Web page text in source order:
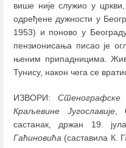
више није служио у
одређене дужности у
1953) и поново у
пензионисања писао је
њеним припадницима.
Тунису, након чега се
ИЗВОРИ:
Краљевине Југославије,
састанак, држан 19.
Гаћиновића (саставила К.